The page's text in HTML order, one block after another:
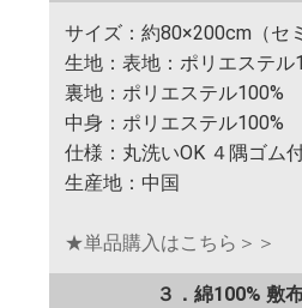
サイズ：約80×200cm（セ
生地：表地：ポリエステル
裏地：ポリエステル100%
中身：ポリエステル100%
仕様：丸洗いOK ４隅ゴム
生産地：中国
★単品購入はこちら＞＞
３．綿100% 敷